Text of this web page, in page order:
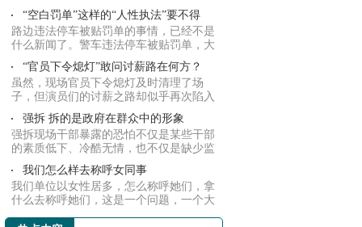
家的父母...
“空白罚单”这样的“人性执法”要不得
路边违法停车被贴罚单的事情，已经不是
什么新闻了。警车违法停车被贴罚单，大
家也不少...
“官员下令熄灯”敢问讨薪路在何方？
虽然，现场官员下令熄灯及时清理了场
子，但演员们的讨薪之路却似乎再次陷入
了前途未明...
强拆 拆的是政府在群众中的形象
强拆现场干部暴露的恐怕不仅是某些干部
的素质低下、冷酷无情，也不仅是缺少监
督制约的...
我们怎么样去称呼女同事
我们单位以女性居多，怎么称呼她们，拿
什么去称呼她们，这是一个问题，一个大